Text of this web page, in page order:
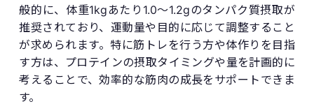
般的に、体重1kgあたり1.0〜1.2gのタンパク質摂取が
推奨されており、運動量や目的に応じて調整すること
が求められます。特に筋トレを行う方や体作りを目指
す方は、プロテインの摂取タイミングや量を計画的に
考えることで、効率的な筋肉の成長をサポートできま
す。